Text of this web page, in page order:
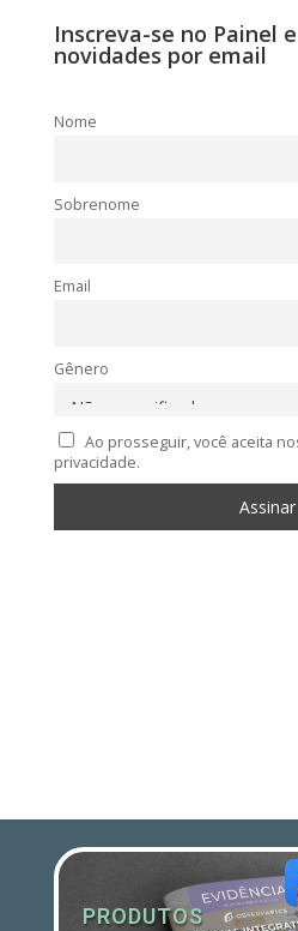
Inscreva-se no Painel
novidades por email
Nome
Sobrenome
Email
Gênero
Ao prosseguir, você aceita
privacidade.
PRODUTOS